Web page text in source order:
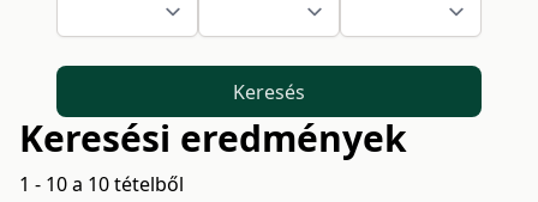
Keresés
Keresési eredmények
1 - 10 a 10 tételből